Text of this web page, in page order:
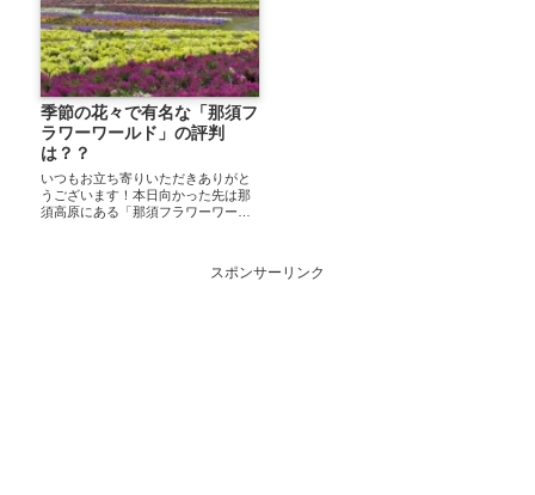
季節の花々で有名な「那須フ
ラワーワールド」の評判
は？？
いつもお立ち寄りいただきありがと
うございます！本日向かった先は那
須高原にある「那須フラワーワール
GOOD！ポピーひなげしルピナスなスポンサーリンク